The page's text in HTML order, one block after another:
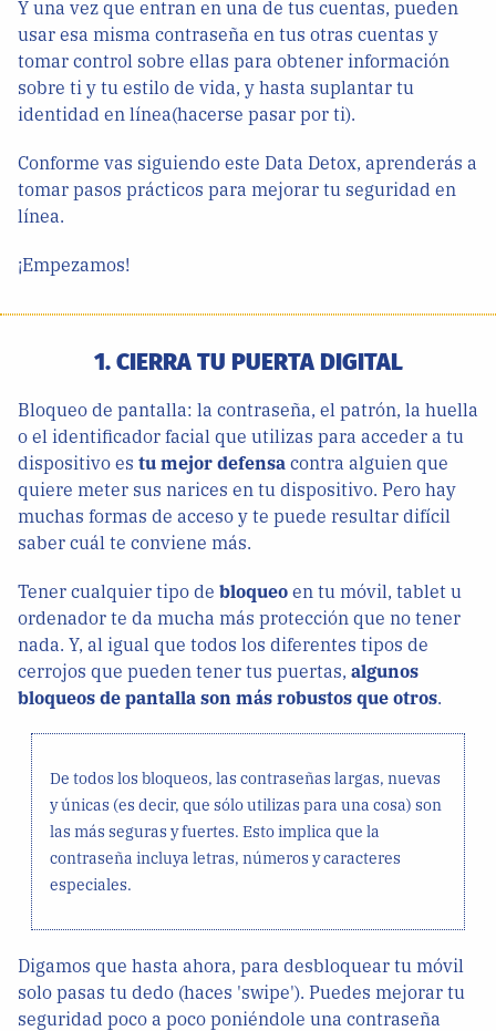
Y una vez que entran en una de tus cuentas, pueden
usar esa misma contraseña en tus otras cuentas y
tomar control sobre ellas para obtener información
sobre ti y tu estilo de vida, y hasta suplantar tu
identidad en línea(hacerse pasar por ti).
Conforme vas siguiendo este Data Detox, aprenderás a
tomar pasos prácticos para mejorar tu seguridad en
línea.
¡Empezamos!
1. CIERRA TU PUERTA DIGITAL
Bloqueo de pantalla: la contraseña, el patrón, la huella
o el identificador facial que utilizas para acceder a tu
dispositivo es tu mejor defensa contra alguien que
quiere meter sus narices en tu dispositivo. Pero hay
muchas formas de acceso y te puede resultar difícil
saber cuál te conviene más.
Tener cualquier tipo de bloqueo en tu móvil, tablet u
ordenador te da mucha más protección que no tener
nada. Y, al igual que todos los diferentes tipos de
cerrojos que pueden tener tus puertas, algunos
bloqueos de pantalla son más robustos que otros.
De todos los bloqueos, las contraseñas largas, nuevas
y únicas (es decir, que sólo utilizas para una cosa) son
las más seguras y fuertes. Esto implica que la
contraseña incluya letras, números y caracteres
especiales.
Digamos que hasta ahora, para desbloquear tu móvil
solo pasas tu dedo (haces 'swipe'). Puedes mejorar tu
seguridad poco a poco poniéndole una contraseña